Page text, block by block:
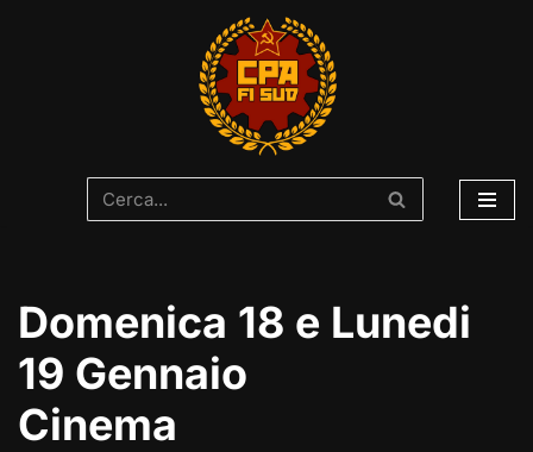
Domenica 18 e Lunedi
19 Gennaio
Cinema